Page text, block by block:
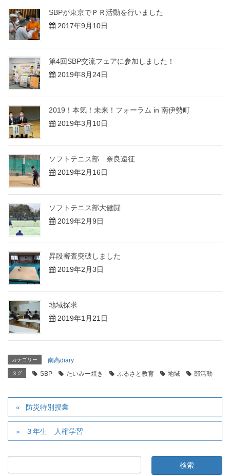
SBPが東京でＰＲ活動を行いました
2017年9月10日
第4回SBP交流フェアに参加しました！
2019年8月24日
2019！本気！未来！フォーラム in 南伊勢町
2019年3月10日
ソフトテニス部 奈良遠征
2019年2月16日
ソフトテニス部大健闘
2019年2月9日
昇段審査突破しました
2019年2月3日
地域探求
2019年1月21日
カテゴリー 南高diary
タグ SBP たいみー焼き ふるさと教育 地域 部活動
防災特別授業
３年生 人権学習